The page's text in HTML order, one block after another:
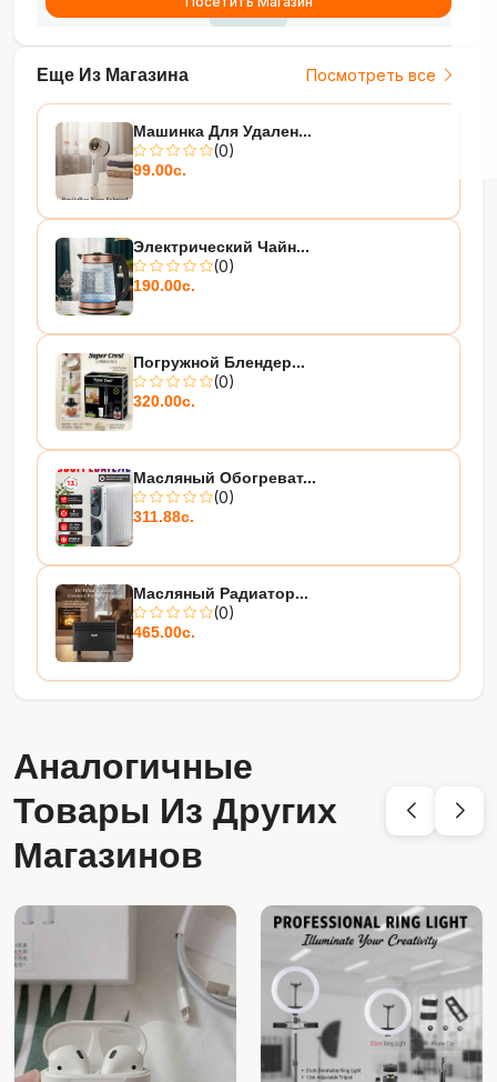
Еще Из Магазина Посмотреть все
Машинка Для Удален...
(0)
99.00с.
Электрический Чайн...
(0)
190.00с.
Погружной Блендер...
(0)
320.00с.
Масляный Обогреват...
(0)
311.88с.
Масляный Радиатор...
(0)
465.00с.
Аналогичные
Товары Из Других
Магазинов